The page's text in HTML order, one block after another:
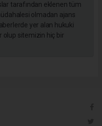
tarafından eklenen tüm
olmadan ajans
yer alan hukuki
olup sitemizin hiç bir